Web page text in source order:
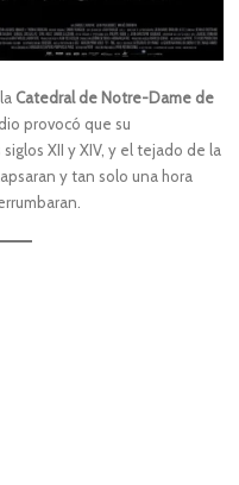
Catedral de Notre-Dame de
provocó que su
XII y XIV, y el tejado de la
y tan solo una hora